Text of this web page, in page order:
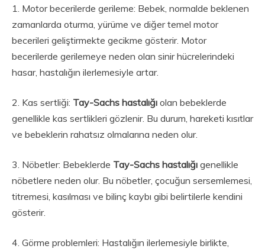
1. Motor becerilerde gerileme: Bebek, normalde beklenen
zamanlarda oturma, yürüme ve diğer temel motor
becerileri geliştirmekte gecikme gösterir. Motor
becerilerde gerilemeye neden olan sinir hücrelerindeki
hasar, hastalığın ilerlemesiyle artar.
2. Kas sertliği: Tay-Sachs hastalığı olan bebeklerde
genellikle kas sertlikleri gözlenir. Bu durum, hareketi kısıtlar
ve bebeklerin rahatsız olmalarına neden olur.
3. Nöbetler: Bebeklerde Tay-Sachs hastalığı genellikle
nöbetlere neden olur. Bu nöbetler, çocuğun sersemlemesi,
titremesi, kasılması ve bilinç kaybı gibi belirtilerle kendini
gösterir.
4. Görme problemleri: Hastalığın ilerlemesiyle birlikte,